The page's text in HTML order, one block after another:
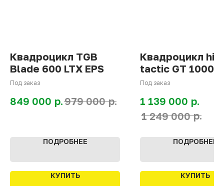
Квадроцикл TGB
Blade 600 LTX EPS
Под заказ
849 000 р.979 000 р.
ПОДРОБНЕЕ
КУПИТЬ
Квадроцикл
tactic GT 1000
limited
Под заказ
1 139 000 р.
1 249 000 р.
ПОДРОБНЕЕ
КУПИТЬ